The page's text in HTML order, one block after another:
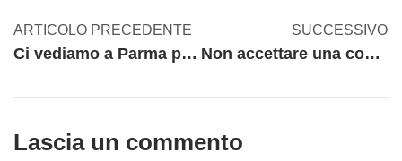
ARTICOLO PRECEDENTE
Ci vediamo a Parma per MECSPE? Abbiamo due novità…
SUCCESSIVO
Non accettare una commessa quando…
Lascia un commento